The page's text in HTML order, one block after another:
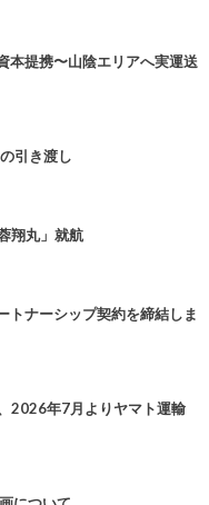
提携〜山陰エリアへ実運送
引き渡し
翔丸」就航
トナーシップ契約を締結しま
2026年7月よりヤマト運輸